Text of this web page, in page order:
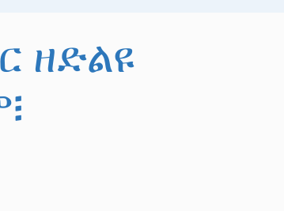
ዘድልዩ